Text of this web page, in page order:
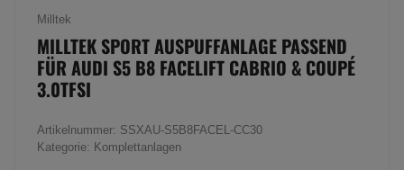
Milltek
MILLTEK SPORT AUSPUFFANLAGE PASSEND
FÜR AUDI S5 B8 FACELIFT CABRIO & COUPÉ
3.0TFSI
Artikelnummer: SSXAU-S5B8FACEL-CC30
Kategorie: Komplettanlagen